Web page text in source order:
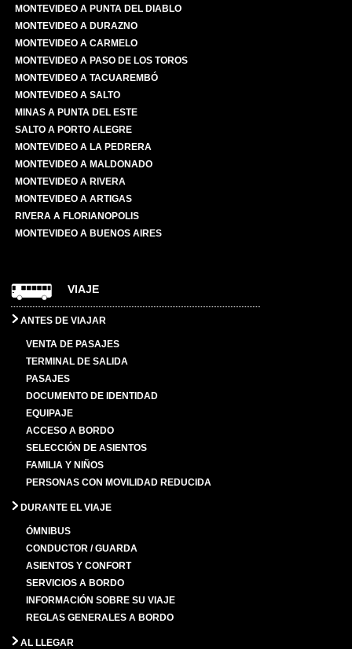
MONTEVIDEO A PUNTA DEL DIABLO
MONTEVIDEO A DURAZNO
MONTEVIDEO A CARMELO
MONTEVIDEO A PASO DE LOS TOROS
MONTEVIDEO A TACUAREMBÓ
MONTEVIDEO A SALTO
MINAS A PUNTA DEL ESTE
SALTO A PORTO ALEGRE
MONTEVIDEO A LA PEDRERA
MONTEVIDEO A MALDONADO
MONTEVIDEO A RIVERA
MONTEVIDEO A ARTIGAS
RIVERA A FLORIANOPOLIS
MONTEVIDEO A BUENOS AIRES
VIAJE
ANTES DE VIAJAR
VENTA DE PASAJES
TERMINAL DE SALIDA
PASAJES
DOCUMENTO DE IDENTIDAD
EQUIPAJE
ACCESO A BORDO
SELECCIÓN DE ASIENTOS
FAMILIA Y NIÑOS
PERSONAS CON MOVILIDAD REDUCIDA
DURANTE EL VIAJE
ÓMNIBUS
CONDUCTOR / GUARDA
ASIENTOS Y CONFORT
SERVICIOS A BORDO
INFORMACIÓN SOBRE SU VIAJE
REGLAS GENERALES A BORDO
AL LLEGAR